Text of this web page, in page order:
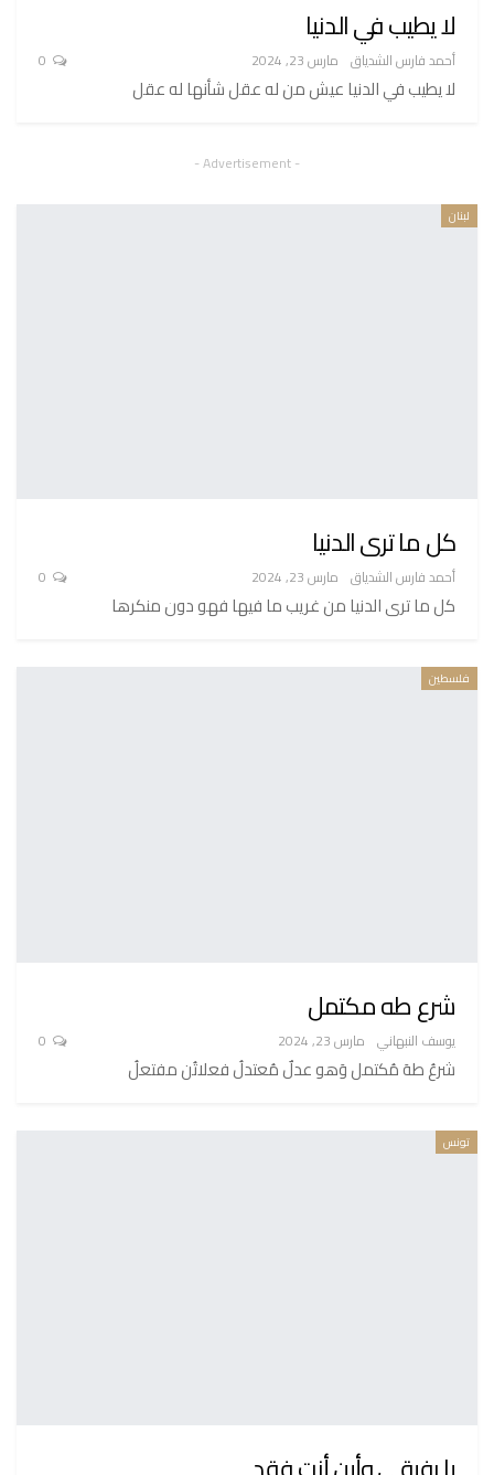
لا يطيب في الدنيا
أحمد فارس الشدياق مارس 23, 2024
لا يطيب في الدنيا عيش من له عقل شأنها له عقل
- Advertisement -
لبنان
كل ما ترى الدنيا
أحمد فارس الشدياق مارس 23, 2024
كل ما ترى الدنيا من غريب ما فيها فهو دون منكرها
فلسطين
شرع طه مكتمل
يوسف النبهاني مارس 23, 2024
شرعُ طهَ مُكتمل وَهو عدلٌ مُعتدلُ فعلاتُن مفتعلُ
تونس